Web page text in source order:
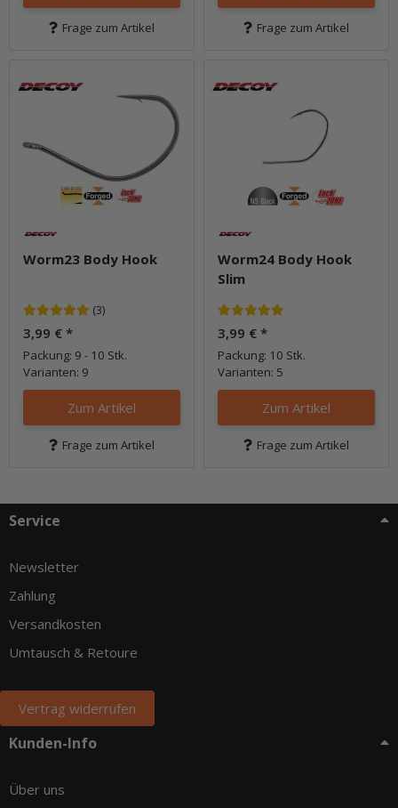
Frage zum Artikel Frage zum Artikel
Worm23 Body Hook
(3)
3,99 € *
Packung: 9 - 10 Stk.
Varianten: 9
Zum Artikel
Frage zum Artikel
Worm24 Body Hook
Slim
3,99 € *
Packung: 10 Stk.
Varianten: 5
Zum Artikel
Frage zum Artikel
Service
Newsletter
Zahlung
Versandkosten
Umtausch & Retoure
Vertrag widerrufen
Kunden-Info
Über uns